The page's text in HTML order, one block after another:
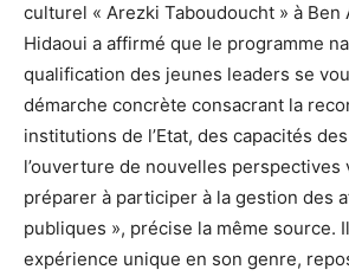
culturel « Arezki Taboudoucht » à Ben
Hidaoui a affirmé que le programme
qualification des jeunes leaders se
démarche concrète consacrant la
institutions de l’Etat, des capacités
l’ouverture de nouvelles perspectives
préparer à participer à la gestion des
publiques », précise la même source.
expérience unique en son genre,